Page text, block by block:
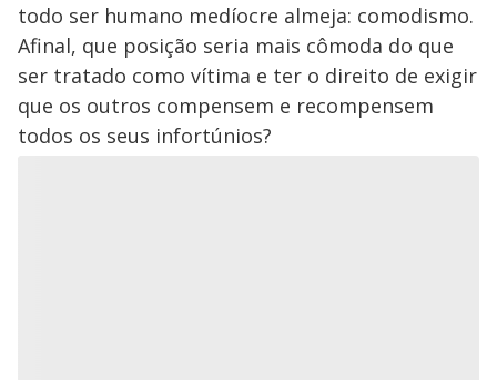
todo ser humano medíocre almeja: comodismo.
Afinal, que posição seria mais cômoda do que
ser tratado como vítima e ter o direito de exigir
que os outros compensem e recompensem
todos os seus infortúnios?